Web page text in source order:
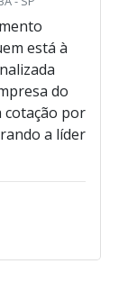
está à
do
cotação por
a líder